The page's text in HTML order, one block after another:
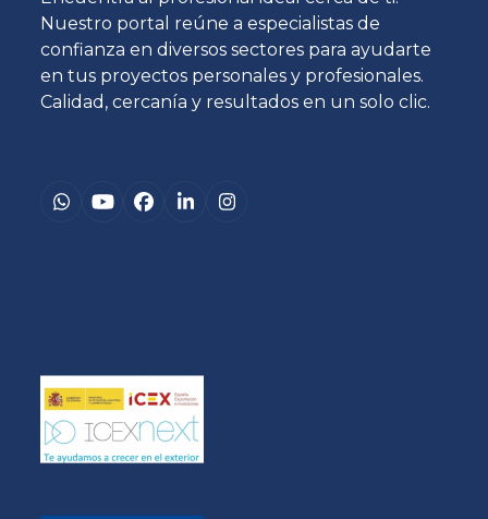
Nuestro portal reúne a especialistas de
confianza en diversos sectores para ayudarte
en tus proyectos personales y profesionales.
Calidad, cercanía y resultados en un solo clic.
Whatsapp
YouTubeFacebook
LinkedInInstagram